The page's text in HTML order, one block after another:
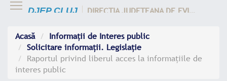
DJEP CLUJ DIRECTIA JUDETEANA DE EVIDENTA A CLUJ
Acasă
Informații de Interes public
Solicitare informații. Legislație
Raportul privind liberul acces la informațiile de
interes public